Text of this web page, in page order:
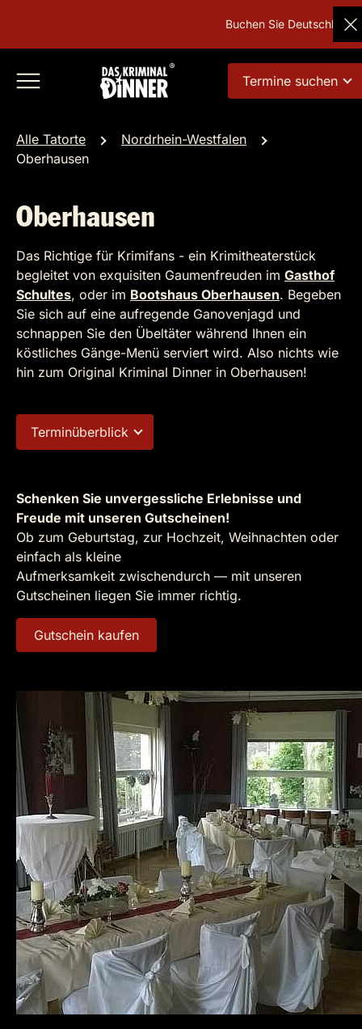
Buchen Sie Deutschlands
Termine suchen
Alle Tatorte
Nordrhein-Westfalen
Oberhausen
Oberhausen
Das Richtige für Krimifans - ein Krimitheaterstück
begleitet von exquisiten Gaumenfreuden im Gasthof
Schultes, oder im Bootshaus Oberhausen. Begeben
Sie sich auf eine aufregende Ganovenjagd und
schnappen Sie den Übeltäter während Ihnen ein
köstliches Gänge-Menü serviert wird. Also nichts wie
hin zum Original Kriminal Dinner in Oberhausen!
Terminüberblick
Schenken Sie unvergessliche Erlebnisse und
Freude mit unseren Gutscheinen!
Ob zum Geburtstag, zur Hochzeit, Weihnachten oder
einfach als kleine
Aufmerksamkeit zwischendurch — mit unseren
Gutscheinen liegen Sie immer richtig.
Gutschein kaufen